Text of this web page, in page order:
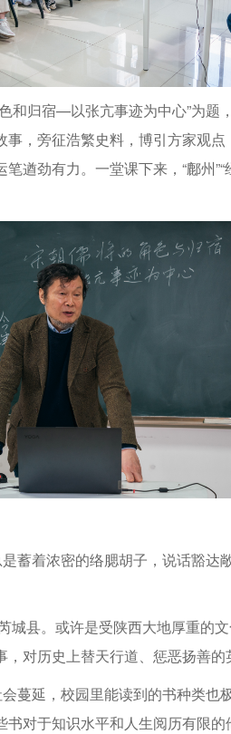
和归宿—以张亢事迹为中心”为题
，旁征浩繁史料，博引方家观
遒劲有力。一堂课下来，“鄜州”“
蓄着浓密的络腮胡子，说话豁
城县。或许是受陕西大地厚重的
对历史上替天行道、惩恶扬善的
蔓延，校园里能读到的书种类也
对于知识水平和人生阅历有限